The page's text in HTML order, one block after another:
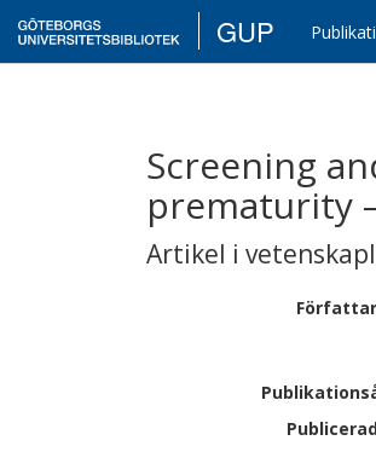
GUP
Screening
prematurity
Artikel i